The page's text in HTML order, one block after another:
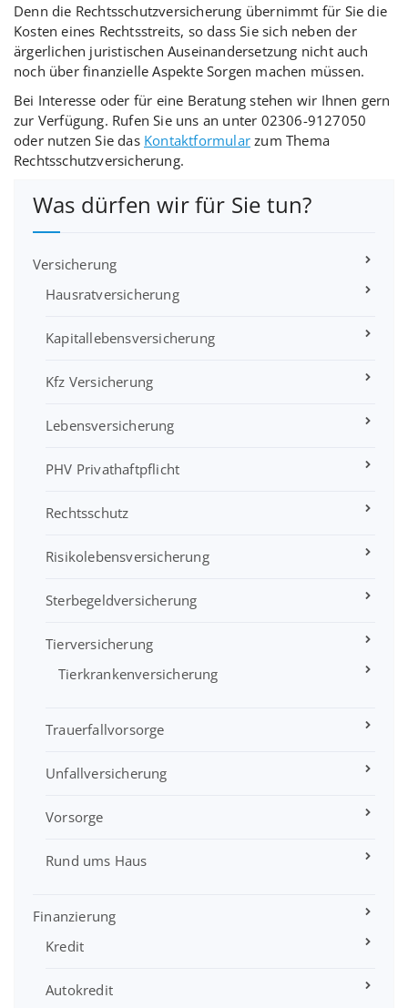
Denn die Rechtsschutzversicherung übernimmt für Sie die
Kosten eines Rechtsstreits, so dass Sie sich neben der
ärgerlichen juristischen Auseinandersetzung nicht auch
noch über finanzielle Aspekte Sorgen machen müssen.
Bei Interesse oder für eine Beratung stehen wir Ihnen gern
zur Verfügung. Rufen Sie uns an unter 02306-9127050
oder nutzen Sie das Kontaktformular zum Thema
Rechtsschutzversicherung.
Was dürfen wir für Sie tun?
Versicherung
Hausratversicherung
Kapitallebensversicherung
Kfz Versicherung
Lebensversicherung
PHV Privathaftpflicht
Rechtsschutz
Risikolebensversicherung
Sterbegeldversicherung
Tierversicherung
Tierkrankenversicherung
Trauerfallvorsorge
Unfallversicherung
Vorsorge
Rund ums Haus
Finanzierung
Kredit
Autokredit